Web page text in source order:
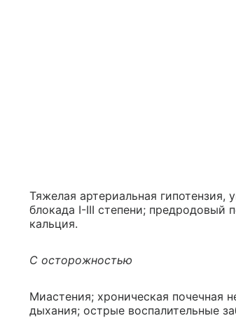
Тяжелая артериальная гипотензия,
блокада I-III степени; предродовый
кальция.
С осторожностью
Миастения; хроническая почечная
дыхания; острые воспалительные